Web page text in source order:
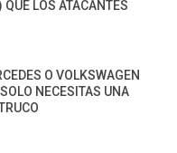
LOS ATACANTES
O VOLKSWAGEN
NECESITAS UNA